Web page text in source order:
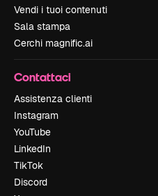
Vendi i tuoi contenuti
Sala stampa
Cerchi magnific.ai
Contattaci
Assistenza clienti
Instagram
YouTube
LinkedIn
TikTok
Discord